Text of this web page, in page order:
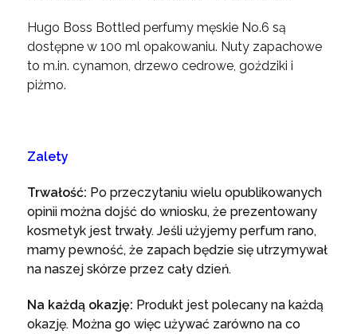
Hugo Boss Bottled perfumy męskie No.6 są
dostępne w 100 ml opakowaniu. Nuty zapachowe
to m.in. cynamon, drzewo cedrowe, goździki i
piżmo.
Zalety
Trwałość: Po przeczytaniu wielu opublikowanych
opinii można dojść do wniosku, że prezentowany
kosmetyk jest trwały. Jeśli użyjemy perfum rano,
mamy pewność, że zapach będzie się utrzymywał
na naszej skórze przez cały dzień.
Na każdą okazję: Produkt jest polecany na każdą
okazję. Można go więc używać zarówno na co